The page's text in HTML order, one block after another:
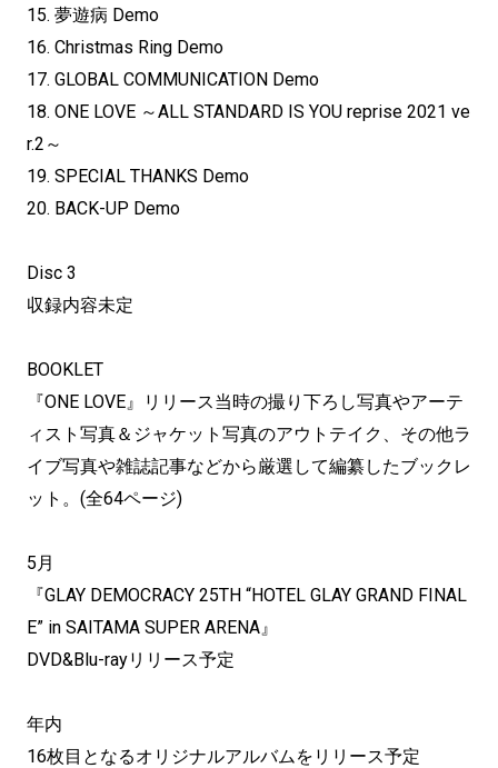
15. 夢遊病 Demo
16. Christmas Ring Demo
17. GLOBAL COMMUNICATION Demo
18. ONE LOVE ～ALL STANDARD IS YOU reprise 2021 ve
r.2～
19. SPECIAL THANKS Demo
20. BACK-UP Demo
Disc 3
収録内容未定
BOOKLET
『ONE LOVE』リリース当時の撮り下ろし写真やアーテ
ィスト写真＆ジャケット写真のアウトテイク、その他ラ
イブ写真や雑誌記事などから厳選して編纂したブックレ
ット。(全64ページ)
5月
『GLAY DEMOCRACY 25TH “HOTEL GLAY GRAND FINAL
E” in SAITAMA SUPER ARENA』
DVD&Blu-rayリリース予定
年内
16枚目となるオリジナルアルバムをリリース予定